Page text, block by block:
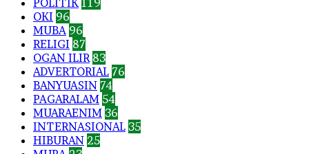
OKI 96
MUBA 96
RELIGI 87
OGAN ILIR 83
ADVERTORIAL 76
BANYUASIN 74
PAGARALAM 54
MUARAENIM 36
INTERNASIONAL 35
HIBURAN 25